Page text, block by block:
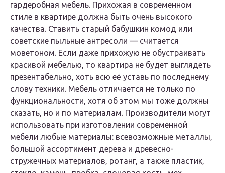
гардеробная мебель. Прихожая в современном
стиле в квартире должна быть очень высокого
качества. Ставить старый бабушкин комод или
советские пыльные антресоли — считается
моветоном. Если даже прихожую не обустраивать
красивой мебелью, то квартира не будет выглядеть
презентабельно, хоть всю её уставь по последнему
слову техники. Мебель отличается не только по
функциональности, хотя об этом мы тоже должны
сказать, но и по материалам. Производители могут
использовать при изготовлении современной
мебели любые материалы: всевозможные металлы,
большой ассортимент дерева и древесно-
стружечных материалов, ротанг, а также пластик,